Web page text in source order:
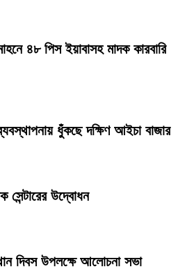
৪৮ পিস ইয়াবাসহ মাদক কারবারি
ধুঁকছে দক্ষিণ আইচা বাজার
সেন্টারের উদ্বোধন
দিবস উপলক্ষে আলোচনা সভা